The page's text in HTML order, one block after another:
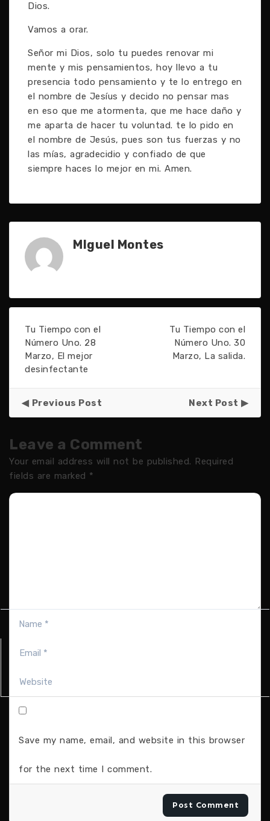
Dios.
Vamos a orar.
Señor mi Dios, solo tu puedes renovar mi
mente y mis pensamientos, hoy llevo a tu
presencia todo pensamiento y te lo entrego en
el nombre de Jesíus y decido no pensar mas
en eso que me atormenta, que me hace daño y
me aparta de hacer tu voluntad. te lo pido en
el nombre de Jesús, pues son tus fuerzas y no
las mías, agradecidio y confiado de que
siempre haces lo mejor en mi. Amen.
MIguel Montes
Tu Tiempo con el
Número Uno. 28
Marzo, El mejor
desinfectante
Tu Tiempo con el
Número Uno. 30
Marzo, La salida.
Previous Post Next Post
Leave a Comment
Your email address will not be published. Required
fields are marked *
Save my name, email, and website in this browser
for the next time I comment.